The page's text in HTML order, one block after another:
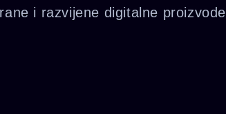
i razvijene digitalne proizvode